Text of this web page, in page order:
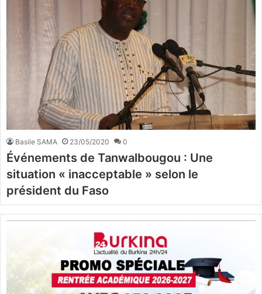
Basile SAMA 23/05/2020 0
Événements de Tanwalbougou : Une
situation « inacceptable » selon le
président du Faso